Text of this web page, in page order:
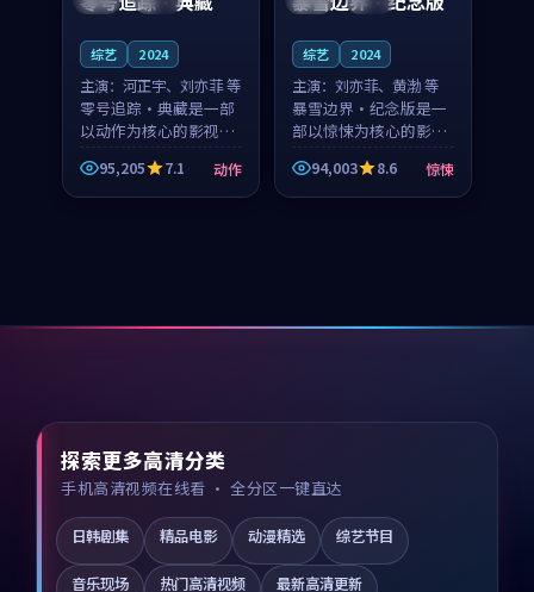
综艺 2024
主演： 河正宇、刘亦菲 等
零号追踪·典藏是一部
以动作为核心的影视作
品，围绕危机、反转与
人物成长展开，整体节
奏紧凑，值得推荐观
95,205 7.1 动作
综艺 2024
主演： 刘亦菲、黄渤 等
暴雪边界·纪念版是一
部以惊悚为核心的影视
作品，围绕危机、反转
与人物成长展开，整体
节奏紧凑，值得推荐观
94,003 8.6 惊悚
探索更多高清分类
手机高清视频在线看 · 全分区一键直达
日韩剧集 精品电影 动漫精选 综艺节目
音乐现场 热门高清视频 最新高清更新